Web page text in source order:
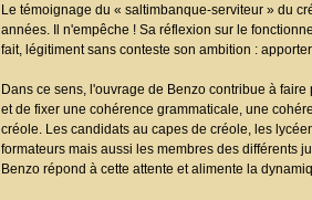
Le témoignage du « saltimbanque-serviteur » du
années. Il n'empêche ! Sa réflexion sur le
fait, légitiment sans conteste son ambition :
Dans ce sens, l'ouvrage de Benzo contribue à
et de fixer une cohérence grammaticale, une
créole. Les candidats au capes de créole, les
formateurs mais aussi les membres des différents
Benzo répond à cette attente et alimente la